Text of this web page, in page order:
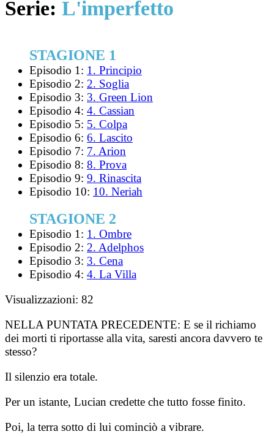
Serie: L'imperfetto
STAGIONE 1
Episodio 1: 1. Principio
Episodio 2: 2. Soglia
Episodio 3: 3. Green Lion
Episodio 4: 4. Cassian
Episodio 5: 5. Colpa
Episodio 6: 6. Lascito
Episodio 7: 7. Arion
Episodio 8: 8. Prova
Episodio 9: 9. Rinascita
Episodio 10: 10. Neriah
STAGIONE 2
Episodio 1: 1. Ombre
Episodio 2: 2. Adelphos
Episodio 3: 3. Cena
Episodio 4: 4. La Villa
Visualizzazioni: 82
NELLA PUNTATA PRECEDENTE: E se il richiamo
dei morti ti riportasse alla vita, saresti ancora davvero te
stesso?
Il silenzio era totale.
Per un istante, Lucian credette che tutto fosse finito.
Poi, la terra sotto di lui cominciò a vibrare.